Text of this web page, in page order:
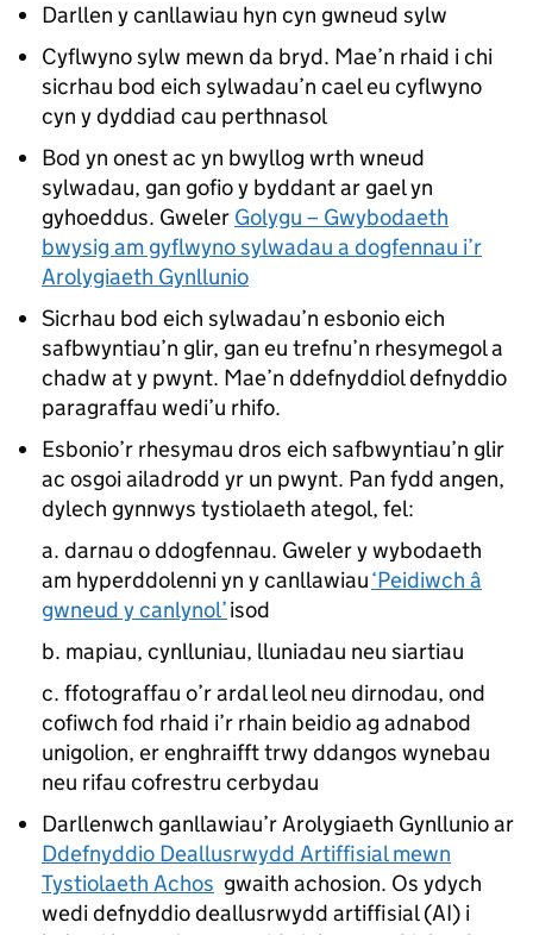
Darllen y canllawiau hyn cyn gwneud sylw
Cyflwyno sylw mewn da bryd. Mae’n rhaid i chi
sicrhau bod eich sylwadau’n cael eu cyflwyno
cyn y dyddiad cau perthnasol
Bod yn onest ac yn bwyllog wrth wneud
sylwadau, gan gofio y byddant ar gael yn
gyhoeddus. Gweler Golygu – Gwybodaeth
bwysig am gyflwyno sylwadau a dogfennau i’r
Arolygiaeth Gynllunio
Sicrhau bod eich sylwadau’n esbonio eich
safbwyntiau’n glir, gan eu trefnu’n rhesymegol a
chadw at y pwynt. Mae’n ddefnyddiol defnyddio
paragraffau wedi’u rhifo.
Esbonio’r rhesymau dros eich safbwyntiau’n glir
ac osgoi ailadrodd yr un pwynt. Pan fydd angen,
dylech gynnwys tystiolaeth ategol, fel:
a. darnau o ddogfennau. Gweler y wybodaeth
am hyperddolenni yn y canllawiau‘Peidiwch â
gwneud y canlynol’isod
b. mapiau, cynlluniau, lluniadau neu siartiau
c. ffotograffau o’r ardal leol neu dirnodau, ond
cofiwch fod rhaid i’r rhain beidio ag adnabod
unigolion, er enghraifft trwy ddangos wynebau
neu rifau cofrestru cerbydau
Darllenwch ganllawiau’r Arolygiaeth Gynllunio ar
Ddefnyddio Deallusrwydd Artiffisial mewn
Tystiolaeth Achos gwaith achosion. Os ydych
wedi defnyddio deallusrwydd artiffisial (AI) i